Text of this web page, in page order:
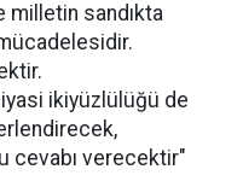
milletin sandıkta
ikiyüzlülüğü de
cevabı verecektir"